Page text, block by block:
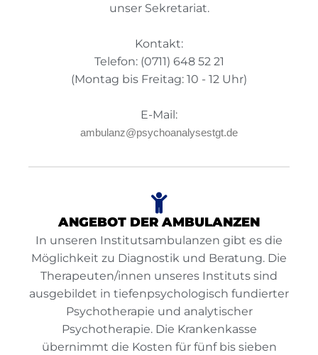
unser Sekretariat.
Kontakt:
Telefon: (0711) 648 52 21
(Montag bis Freitag: 10 - 12 Uhr)
E-Mail:
ambulanz@psychoanalysestgt.de
ANGEBOT DER AMBULANZEN
In unseren Institutsambulanzen gibt es die
Möglichkeit zu Diagnostik und Beratung. Die
Therapeuten/innen unseres Instituts sind
ausgebildet in tiefenpsychologisch fundierter
Psychotherapie und analytischer
Psychotherapie. Die Krankenkasse
übernimmt die Kosten für fünf bis sieben